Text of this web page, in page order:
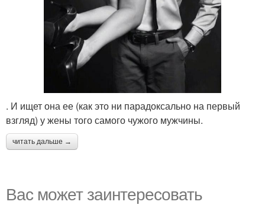
. И ищет она ее (как это ни парадоксально на первый
взгляд) у жены того самого чужого мужчины.
читать дальше →
Вас может заинтересовать